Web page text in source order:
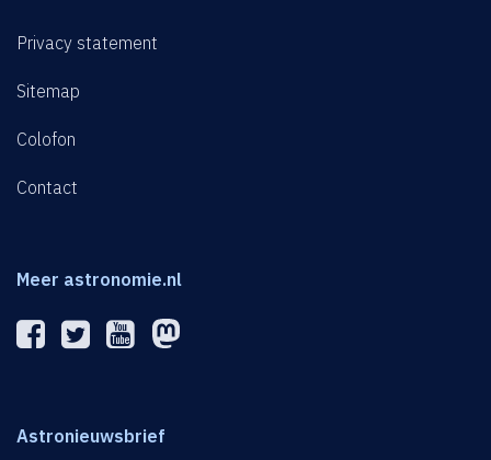
Privacy statement
Sitemap
Colofon
Contact
Meer astronomie.nl
Astronieuwsbrief